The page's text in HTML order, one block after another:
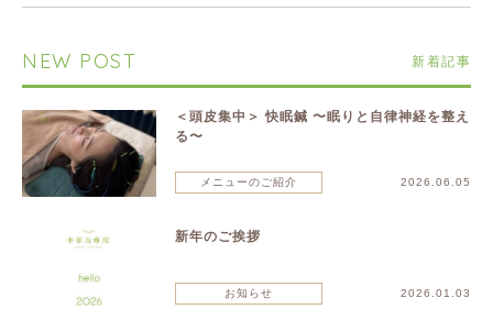
NEW POST 新着記事
＜頭皮集中＞ 快眠鍼 〜眠りと自律神経を整え
る〜
メニューのご紹介 2026.06.05
新年のご挨拶
お知らせ 2026.01.03